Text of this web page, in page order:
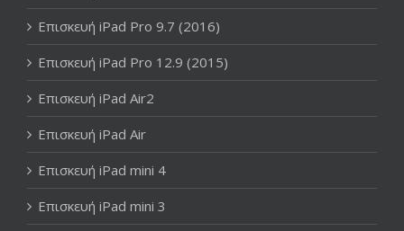
Επισκευή iPad Pro 9.7 (2016)
Επισκευή iPad Pro 12.9 (2015)
Επισκευή iPad Air2
Επισκευή iPad Air
Επισκευή iPad mini 4
Επισκευή iPad mini 3